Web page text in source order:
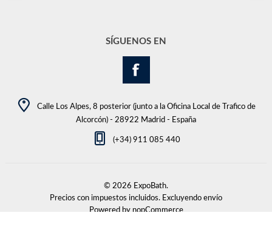
SÍGUENOS EN
Calle Los Alpes, 8 posterior (junto a la Oficina Local de Trafico de
Alcorcón) - 28922 Madrid - España
(+34) 911 085 440
© 2026 ExpoBath.
Precios con impuestos incluidos. Excluyendo envío
Powered by nopCommerce